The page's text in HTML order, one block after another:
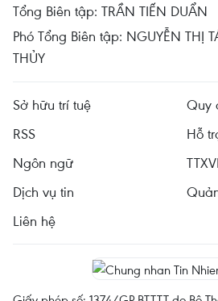
Tổng Biên tập: TRẦN TIẾN DUẨN
Phó Tổng Biên tập: NGUYỄN THỊ
THỦY
Sở hữu trí tuệ
Quy
RSS
Hỗ
Ngôn ngữ
Dịch vụ tin
Liên hệ